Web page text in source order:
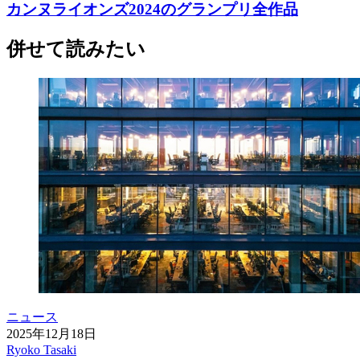
カンヌライオンズ2024のグランプリ全作品
併せて読みたい
ニュース
2025年12月18日
Ryoko Tasaki